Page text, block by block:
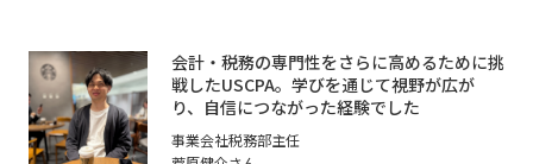
会計・税務の専門性をさらに高めるために挑
戦したUSCPA。学びを通じて視野が広が
り、自信につながった経験でした
事業会社税務部主任